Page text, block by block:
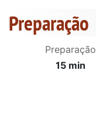
Preparação
Preparação
15 min